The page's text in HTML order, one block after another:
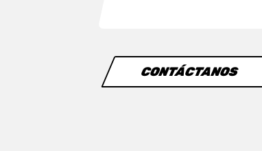
CONTÁCTANOS